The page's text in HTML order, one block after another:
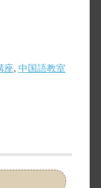
座, 中国語教室